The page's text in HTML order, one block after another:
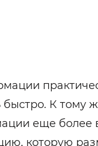
быстро. К тому
еще более
которую